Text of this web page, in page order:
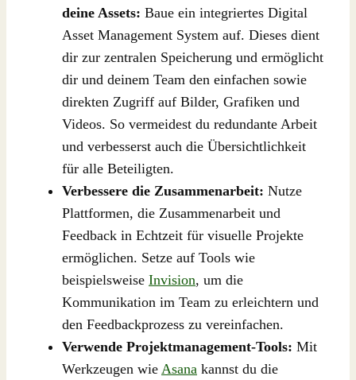
deine Assets: Baue ein integriertes Digital
Asset Management System auf. Dieses dient
dir zur zentralen Speicherung und ermöglicht
dir und deinem Team den einfachen sowie
direkten Zugriff auf Bilder, Grafiken und
Videos. So vermeidest du redundante Arbeit
und verbesserst auch die Übersichtlichkeit
für alle Beteiligten.
Verbessere die Zusammenarbeit: Nutze
Plattformen, die Zusammenarbeit und
Feedback in Echtzeit für visuelle Projekte
ermöglichen. Setze auf Tools wie
beispielsweise Invision, um die
Kommunikation im Team zu erleichtern und
den Feedbackprozess zu vereinfachen.
Verwende Projektmanagement-Tools: Mit
Werkzeugen wie Asana kannst du die